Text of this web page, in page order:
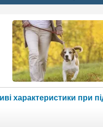
характеристики при